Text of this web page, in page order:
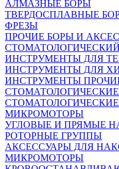
АЛМАЗНЫЕ БОРЫ
ТВЕРДОСПЛАВНЫЕ
ФРЕЗЫ
ПРОЧИЕ БОРЫ И
ИНСТРУМЕНТЫ ДЛЯ
ИНСТРУМЕНТЫ ДЛЯ
ИНСТРУМЕНТЫ
МИКРОМОТОРЫ
УГЛОВЫЕ И ПРЯМЫЕ
РОТОРНЫЕ ГРУППЫ
АКСЕССУАРЫ ДЛЯ
МИКРОМОТОРЫ